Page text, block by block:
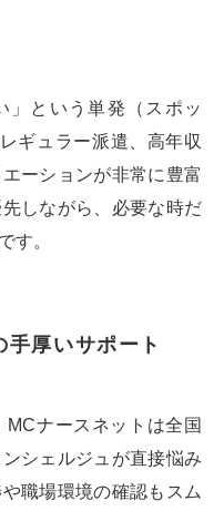
」という単発（スポッ
ギュラー派遣、高年収
ーションが非常に豊富
しながら、必要な時だ
す。
厚いサポート
ナースネットは全国
シェルジュが直接悩み
職場環境の確認もスム